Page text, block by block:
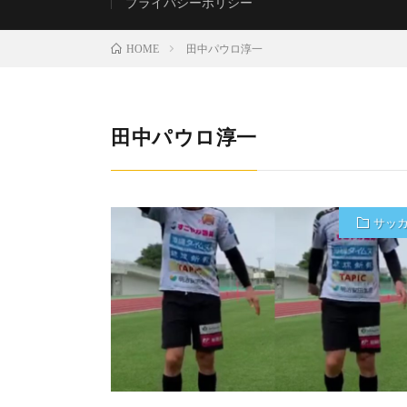
HOME 田中パウロ淳一
田中パウロ淳一
サッ